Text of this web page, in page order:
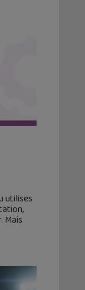
utilises
Mais